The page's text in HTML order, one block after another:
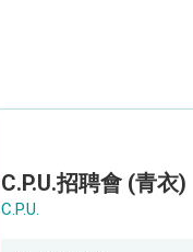
C.P.U.招聘會 (青衣)
C.P.U.